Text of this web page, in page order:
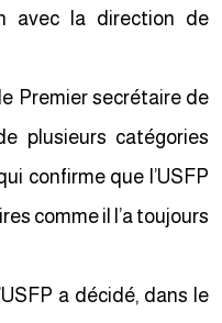
avec la direction de
Premier secrétaire de
plusieurs catégories
confirme que l’USFP
comme il l’a toujours
a décidé, dans le